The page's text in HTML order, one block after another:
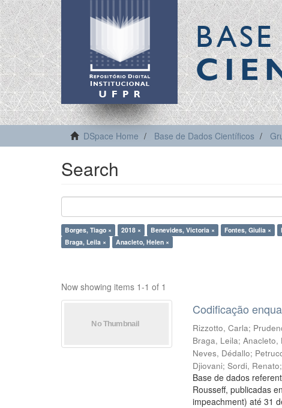
DSpace Home Base de Dados Científicos
Search
Borges, Tiago × 2018 × Benevides, Victoria × Fontes, Giulia ×
Braga, Leila ×
Anacleto, Helen ×
Now showing items 1-1 of 1
Codificação
Rizzotto, Carla;
Braga, Leila;Anacleto,
Neves, Dédallo;
Djiovani;Sordi, Renato
Base de dados
Rousseff, publicadas
impeachment) até 31